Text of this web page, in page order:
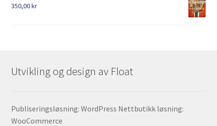
350,00kr
Utvikling og design av Float
Publiseringsløsning: WordPress Nettbutikk løsning:
WooCommerce